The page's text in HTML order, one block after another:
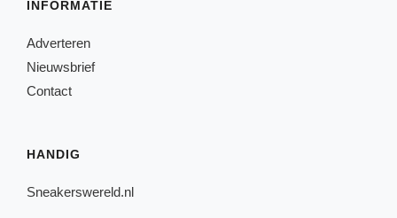
INFORMATIE
Adverteren
Nieuwsbrief
Contact
HANDIG
Sneakerswereld.nl